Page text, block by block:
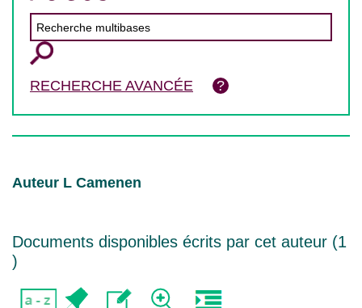
RECHERCHE AVANCÉE
Auteur L Camenen
Documents disponibles écrits par cet auteur (1
)